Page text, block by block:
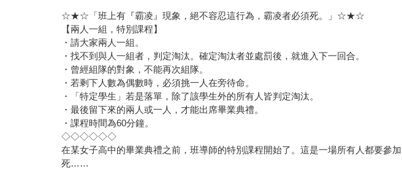
☆★☆「班上有『霸凌』現象，絕不容忍這行為，霸凌者必須死。」☆★☆
【兩人一組，特別課程】
・請大家兩人一組。
・找不到與人一組者，判定淘汰。確定淘汰者並處罰後，就進入下一回合。
・曾經組隊的對象，不能再次組隊。
・若剩下人數為偶數時，必須挑一人在旁待命。
・「特定學生」若是落單，除了該學生外的所有人皆判定淘汰。
・最後留下來的兩人或一人，才能出席畢業典禮。
・課程時間為60分鐘。
◇◇◇◇◇◇
在某女子高中的畢業典禮之前，班導師的特別課程開始了。這是一場所有人都要參
死……